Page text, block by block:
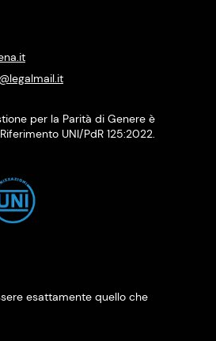
per la Parità di Genere è
UNI/PdR 125:2022.
esattamente quello che